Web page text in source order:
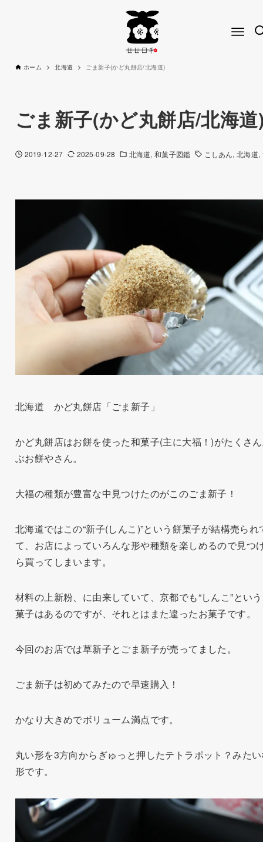
ホーム 北海道 ごま新子(かど丸餅店/北海道)
ごま新子(かど丸餅店/北海
2019-12-27 2025-09-28 北海道 和菓子図鑑 こしあん 北海道
北海道 かど丸餅店「ごま新子」
かど丸餅店はお餅を使った和菓子(主に大福！)がたくさ
ぶお餅やさん。
大福の種類が豊富な中見つけたのがこのごま新子！
北海道ではこの“新子(しんこ)”という餅菓子が結構売られ
て、お店によっていろんな形や種類を楽しめるので見つ
ら買ってしまいます。
材料の上新粉、に由来していて、京都でも“しんこ”とい
菓子はあるのですが、それとはまた違ったお菓子です。
今回のお店では草新子とごま新子が売ってました。
ごま新子は初めてみたので早速購入！
かなり大きめでボリューム満点です。
丸い形を3方向からぎゅっと押したテトラポット？みた
形です。